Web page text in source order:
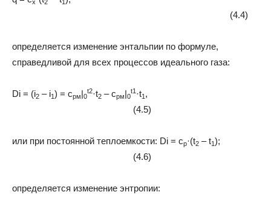
x 2 1
(4.4)
определяется изменение энтальпии по формуле,
справедливой для всех процессов идеального газа:
Di = (i2 – i1) = сpм|0
t2·t2 – сpм|0
t1 ·t1 ,
(4.5)
или при постоянной теплоемкости: Di = сp·(t2 – t1);
(4.6)
определяется изменение энтропии: